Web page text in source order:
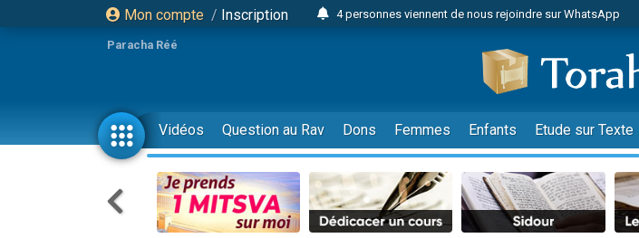
Mon compte / Inscription
4 personnes viennent de nous rejoindre sur WhatsApp
Odaya vient de donner son Maasser
3 personnes viennent de faire un don pour 5 jours de
3 personnes viennent de faire un don pour Diane, 80
13 personnes viennent de demander une bénédiction
2 personnes viennent de nous rejoindre sur WhatsApp
30 personnes viennent de faire un don pour Sauvez
Il reste 49 places pour étudier en groupe sur Zoom
Paracha Réé
Vidéos Question au Rav Dons Femmes Enfants Etude sur Texte